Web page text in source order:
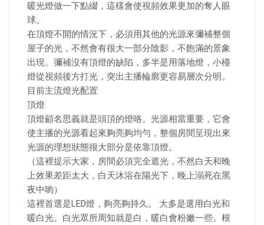
暖光燈做一下點綴，這樣會使視頻效果更加的奪人眼
球。
在頂燈不開的情況下，必須用其他的光源來彌補整個
屋子的光，不然會有很大一部分陰影，不飽滿的景象
出現。彌補沒有頂燈的缺陷，多半是用落地燈，小檯
燈從視頻後方打光，突出主播輪廓更容易層次分明。
目前主流燈光配置
頂燈
頂燈顧名思義就是頭頂的燈咯。光源相當重要，它會
使主播的光源看起來夠亮夠均勻，整個房間呈現出來
光源的理想狀態很大部分是依靠頂燈。
（這裡提示大家，房間必須完全遮光，不然白天和晚
上效果差距太大，白天沐浴在陽光下，晚上溺死在黑
夜中喲）
這裡首選是LED燈，夠亮夠持久。 大多是選用白光和
暖白光。白光眾所周知就是白，暖白會粉嫩一些。根